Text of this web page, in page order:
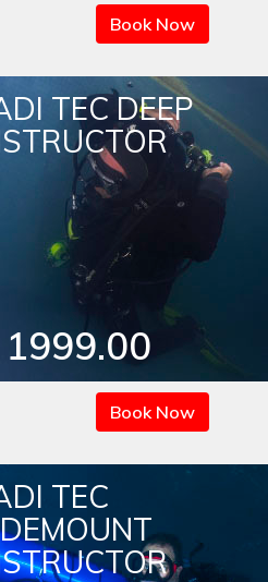
Book Now
TEC DEEP
Book Now
TEC